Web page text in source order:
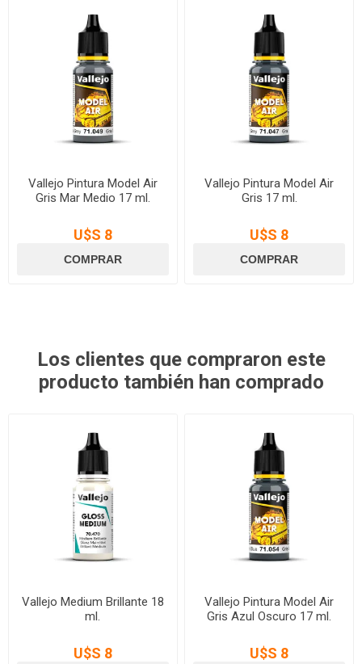
Vallejo Pintura Model Air
Gris Mar Medio 17 ml.
U$S 8
Vallejo Pintura Model Air
Gris 17 ml.
U$S 8
Los clientes que compraron este
producto también han comprado
Vallejo Medium Brillante 18
ml.
U$S 8
Vallejo Pintura Model Air
Gris Azul Oscuro 17 ml.
U$S 8